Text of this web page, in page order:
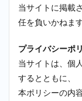
当サイトに掲載
任を負いかねま
プライバシーポ
当サイトは、個
するとともに、
本ポリシーの内